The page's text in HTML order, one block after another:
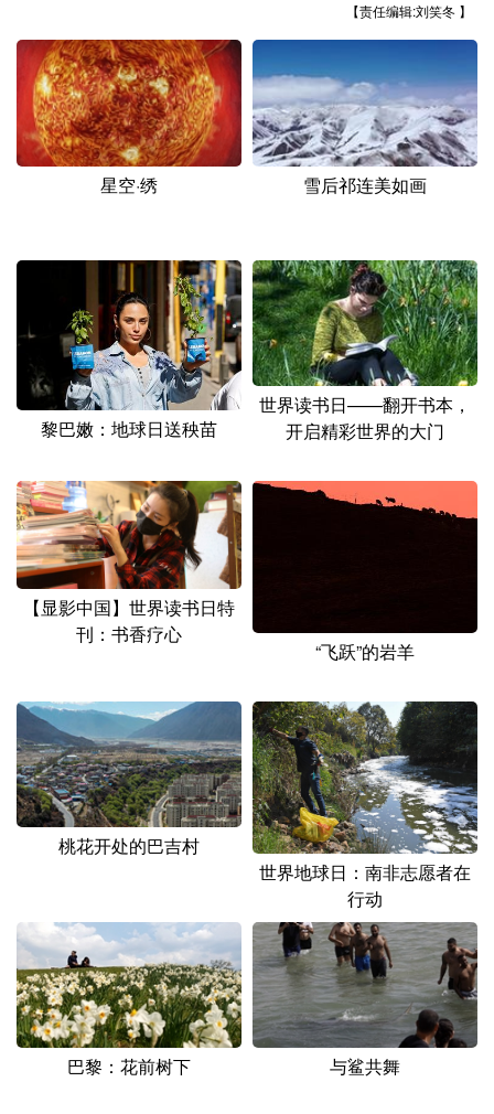
辽宁 吉林 上海 江苏
浙江 安徽 福建 江西
山东 河南 湖北 湖南
海南 重庆
甘肃 青海 宁夏
新疆 内蒙古 黑龙江
多语种频道
Русский язык 日本語
Deutsch Português
【责任编辑:刘笑冬 】
星空·绣 雪后祁连美如画
黎巴嫩：地球日送秧苗
世界读书日——翻开书本，
开启精彩世界的大门
【显影中国】世界读书日特
刊：书香疗心
“飞跃”的岩羊
桃花开处的巴吉村
世界地球日：南非志愿者在
行动
巴黎：花前树下 与鲨共舞